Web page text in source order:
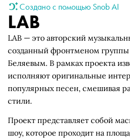
Создано с помощью Snob AI
LAB
LAB — это авторский
созданный фронтменом
Беляевым. В рамках проекта
исполняют оригинальные
популярных песен, смешивая
стили.
Проект представляет собой
шоу, которое проходит на